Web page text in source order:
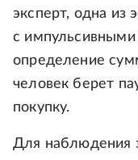
эксперт, одна из
с
определение
человек берет
покупку.
Для наблюдения